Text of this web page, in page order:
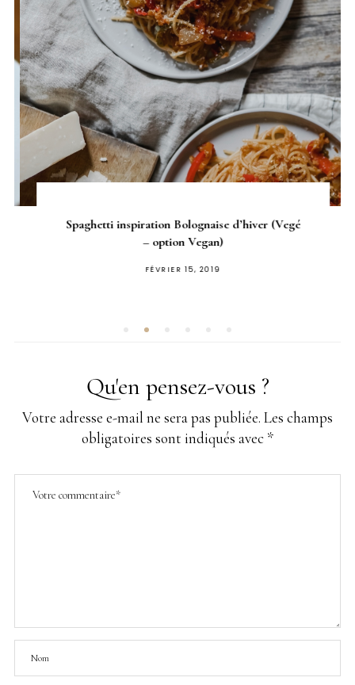
Spaghetti inspiration Bolognaise d’hiver (Vegé
– option Vegan)
PUBLIÉ
FÉVRIER 15, 2019
Qu'en pensez-vous ?
Votre adresse e-mail ne sera pas publiée. Les champs
obligatoires sont indiqués avec *